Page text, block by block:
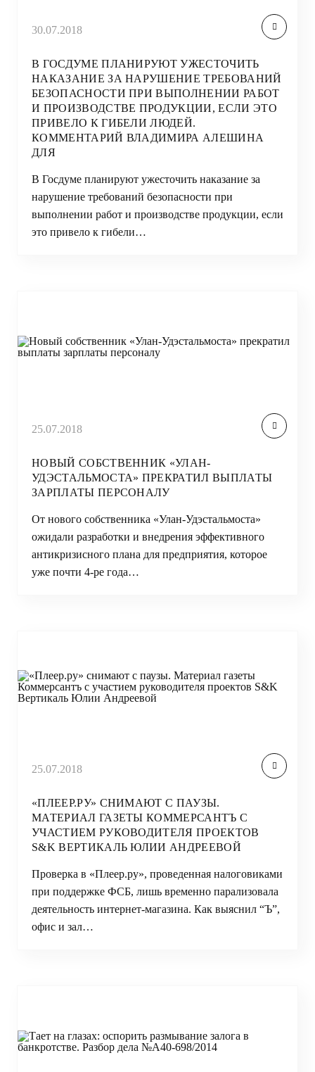
30.07.2018
В ГОСДУМЕ ПЛАНИРУЮТ УЖЕСТОЧИТЬ
НАКАЗАНИЕ ЗА НАРУШЕНИЕ ТРЕБОВАНИЙ
БЕЗОПАСНОСТИ ПРИ ВЫПОЛНЕНИИ РАБОТ
И ПРОИЗВОДСТВЕ ПРОДУКЦИИ, ЕСЛИ ЭТО
ПРИВЕЛО К ГИБЕЛИ ЛЮДЕЙ.
КОММЕНТАРИЙ ВЛАДИМИРА АЛЕШИНА
ДЛЯ
В Госдуме планируют ужесточить наказание за
нарушение требований безопасности при
выполнении работ и производстве продукции, если
это привело к гибели…
25.07.2018
НОВЫЙ СОБСТВЕННИК «УЛАН-
УДЭСТАЛЬМОСТА» ПРЕКРАТИЛ ВЫПЛАТЫ
ЗАРПЛАТЫ ПЕРСОНАЛУ
От нового собственника «Улан-Удэстальмоста»
ожидали разработки и внедрения эффективного
антикризисного плана для предприятия, которое
уже почти 4-ре года…
25.07.2018
«ПЛЕЕР.РУ» СНИМАЮТ С ПАУЗЫ.
МАТЕРИАЛ ГАЗЕТЫ КОММЕРСАНТЪ С
УЧАСТИЕМ РУКОВОДИТЕЛЯ ПРОЕКТОВ
S&K ВЕРТИКАЛЬ ЮЛИИ АНДРЕЕВОЙ
Проверка в «Плеер.ру», проведенная налоговиками
при поддержке ФСБ, лишь временно парализовала
деятельность интернет-магазина. Как выяснил “Ъ”,
офис и зал…